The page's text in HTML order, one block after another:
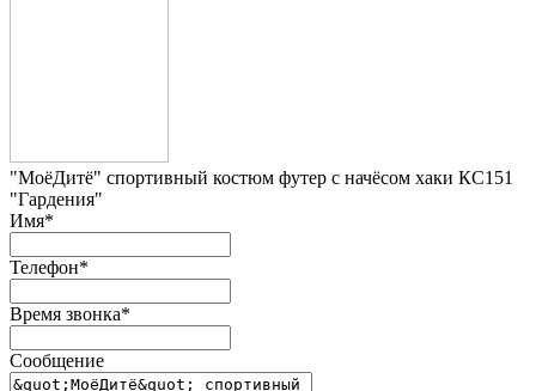
"МоёДитё" спортивный костюм футер с начёсом хаки КС151
"Гардения"
Имя*
Телефон*
Время звонка*
Сообщение